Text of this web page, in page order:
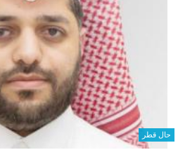
حال قطر